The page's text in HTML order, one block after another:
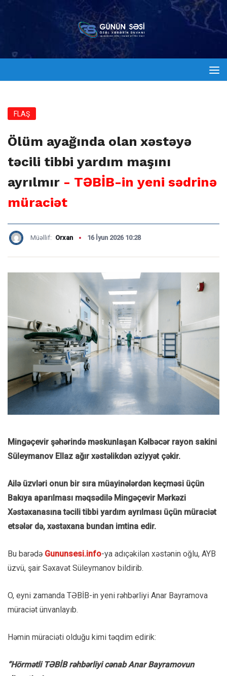
FLAŞ
Ölüm ayağında olan xəstəyə
təcili tibbi yardım maşını
ayrılmır - TƏBİB-in yeni sədrinə
müraciət
Müəllif: Orxan 16 İyun 2026 10:28
Mingəçevir şəhərində məskunlaşan Kəlbəcər rayon sakini
Süleymanov Ellaz ağır xəstəlikdən əziyyət çəkir.
Ailə üzvləri onun bir sıra müayinələrdən keçməsi üçün
Bakıya aparılması məqsədilə Mingəçevir Mərkəzi
Xəstəxanasına təcili tibbi yardım ayrılması üçün müraciət
etsələr də, xəstəxana bundan imtina edir.
Bu barədə Gununsesi.info-ya adıçəkilən xəstənin oğlu, AYB
üzvü, şair Səxavət Süleymanov bildirib.
O, eyni zamanda TƏBİB-in yeni rəhbərliyi Anar Bayramova
müraciət ünvanlayıb.
Həmin müraciəti olduğu kimi təqdim edirik:
“Hörmətli TƏBİB rəhbərliyi cənab Anar Bayramovun